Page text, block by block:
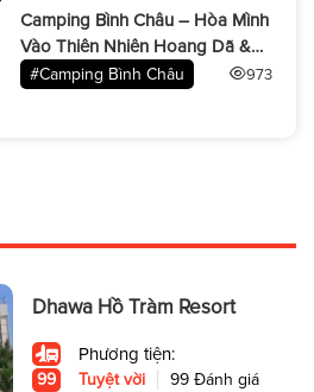
Camping Bình Châu – Hòa Mình
Vào Thiên Nhiên Hoang Dã &
Bình Yên
#Camping Bình Châu 973
Dhawa Hồ Tràm Resort
Phương tiện:
99 Tuyệt vời 99 Đánh giá